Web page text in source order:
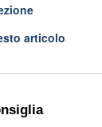
articolo